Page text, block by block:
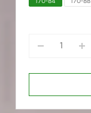
170-84 170-88